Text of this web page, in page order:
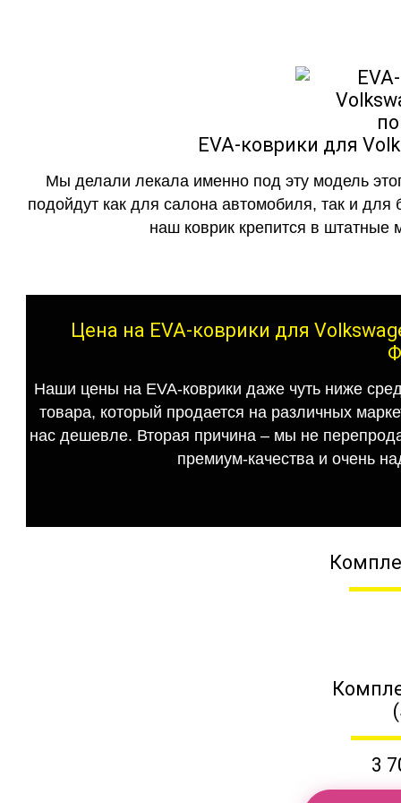
EVA-коврики для
Мы делали лекала именно под эту модель
подойдут как для салона автомобиля, так и для
наш коврик крепится в штатные
Цена на EVA-коврики для
Наши цены на EVA-коврики даже чуть ниже
товара, который продается на различных
нас дешевле. Вторая причина – мы не
премиум-качества и очень
3